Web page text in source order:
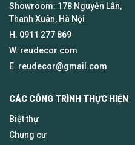
Showroom: 178 Nguyễn Lân,
Thanh Xuân, Hà Nội
H. 0911 277 869
W. reudecor.com
E. reudecor@gmail.com
CÁC CÔNG TRÌNH THỰC HIỆN
Biệt thự
Chung cư